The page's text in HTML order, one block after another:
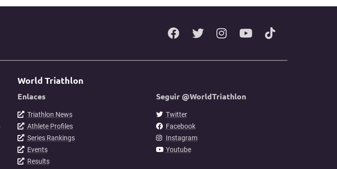
World Triathlon
Enlaces
Triathlon News
Athlete Profiles
Series Rankings
Events
Results
Seguir @WorldTriathlon
Twitter
Facebook
Instagram
Youtube